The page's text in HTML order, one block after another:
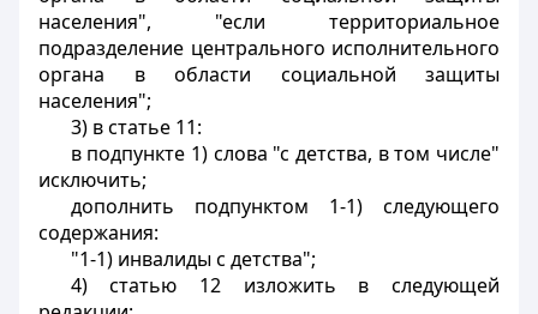
населения", "если территориальное
подразделение центрального исполнительного
органа в области социальной защиты
населения";
3) в статье 11:
в подпункте 1) слова "с детства, в том числе"
исключить;
дополнить подпунктом 1-1) следующего
содержания:
"1-1) инвалиды с детства";
4) статью 12 изложить в следующей